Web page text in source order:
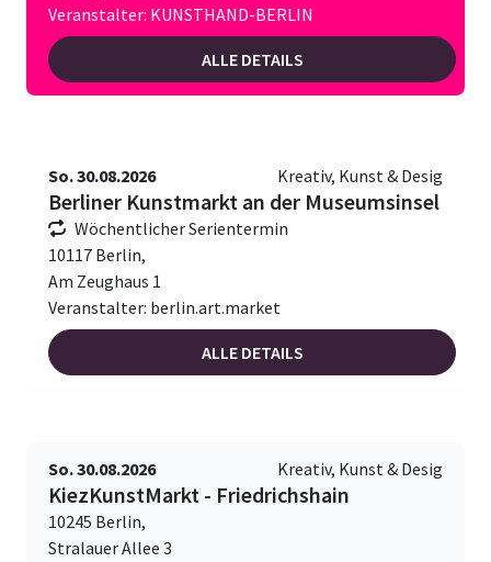
Veranstalter: KUNSTHAND-BERLIN
ALLE DETAILS
So. 30.08.2026 Kreativ, Kunst & Desig
Berliner Kunstmarkt an der Museumsinsel
Wöchentlicher Serientermin
10117 Berlin,
Am Zeughaus 1
Veranstalter: berlin.art.market
ALLE DETAILS
So. 30.08.2026 Kreativ, Kunst & Desig
KiezKunstMarkt - Friedrichshain
10245 Berlin,
Stralauer Allee 3